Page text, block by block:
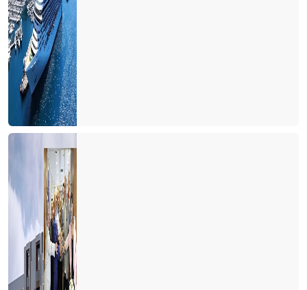
Turizm çalışanı sektörden kaçıyor
Turizmci yerli turiste ayrı fiyatlandırma yapmalı
Türk de olsa yabancı da olsa bekara otel odası yok
2021 yılında turizmde değişen bir şey yok
Bulgaristan'da turist olmak
Yer gök turist doldu, ardından umarım vaka dolmaz
Antalya'nın sahilleri dolu ama turistle değil
Turizmcinin oksijeni tükenmek üzere
Turizmde umutlar temmuz ayına kaldı
Turisti mi çalışanlardan, çalışanları mı turistten koruyacağız?